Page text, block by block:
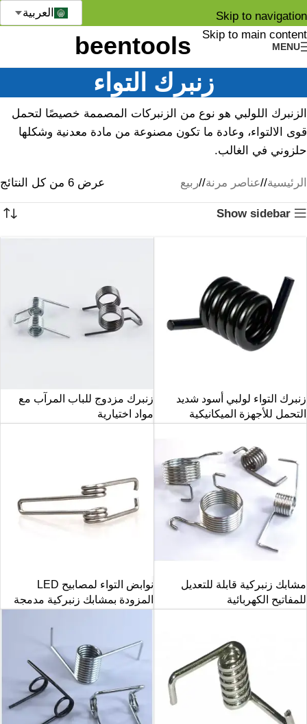
Skip to navigation
Skip to main content
MENU
العربية
زنبرك التواء
الزنبرك اللولبي هو نوع من الزنبركات المصممة خصيصًا لتحمل
قوى الالتواء، وعادة ما تكون مصنوعة من مادة معدنية وشكلها
حلزوني في الغالب.
الرئيسية/ عناصر مرنة/ ربيع عرض ⁦6⁩ من كل النتائج
Show sidebar
زنبرك التواء لولبي أسود شديد
التحمل للأجهزة الميكانيكية
زنبرك مزدوج للباب المرآب مع
مواد اختيارية
مشابك زنبركية قابلة للتعديل
للمفاتيح الكهربائية
نوابض التواء لمصابيح LED
المزودة بمشابك زنبركية مدمجة